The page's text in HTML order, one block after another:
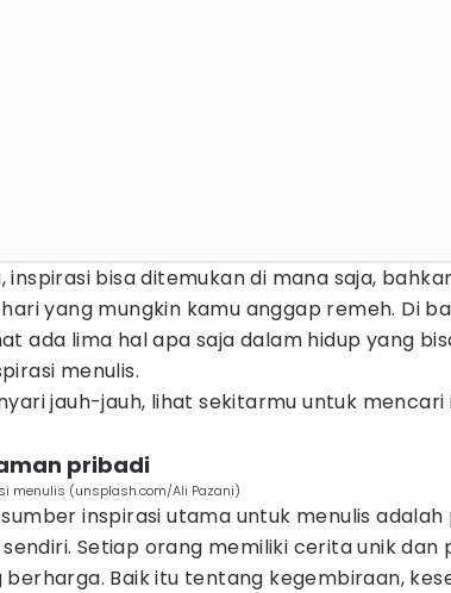
inspirasi bisa ditemukan di mana saja,
yang mungkin kamu anggap remeh. Di
ada lima hal apa saja dalam hidup yang
menulis.
jauh-jauh, lihat sekitarmu untuk mencari
pribadi
menulis (unsplash.com/Ali Pazani)
inspirasi utama untuk menulis
Setiap orang memiliki cerita unik dan
berharga. Baik itu tentang kegembiraan,